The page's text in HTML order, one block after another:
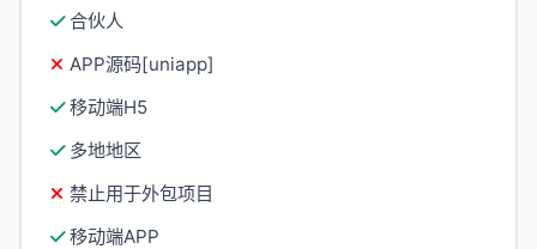
合伙人
APP源码[uniapp]
移动端H5
多地地区
禁止用于外包项目
移动端APP